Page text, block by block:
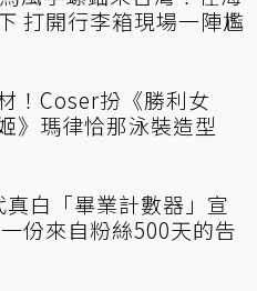
打開行李箱現場一陣尷
！Coser扮《勝利女
》瑪律恰那泳裝造型
真白「畢業計數器」宣
份來自粉絲500天的告